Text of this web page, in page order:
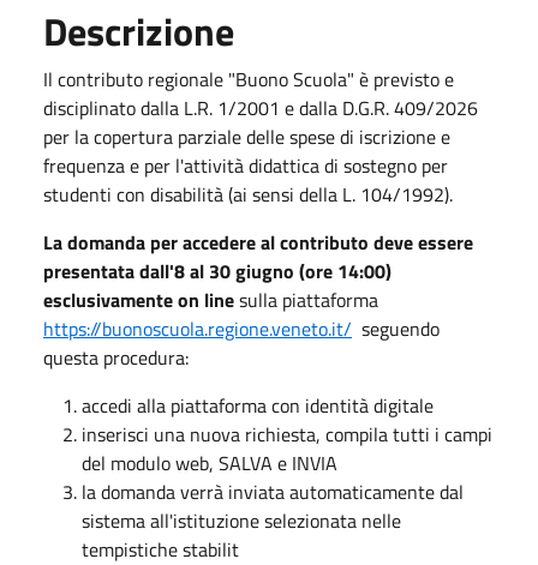
Descrizione
Il contributo regionale "Buono Scuola" è previsto e
disciplinato dalla L.R. 1/2001 e dalla D.G.R. 409/2026
per la copertura parziale delle spese di iscrizione e
frequenza e per l'attività didattica di sostegno per
studenti con disabilità (ai sensi della L. 104/1992).
La domanda per accedere al contributo deve essere
presentata dall'8 al 30 giugno (ore 14:00)
esclusivamente on linesulla piattaforma
https://buonoscuola.regione.veneto.it/ seguendo
questa procedura:
accedi alla piattaforma con identità digitale
inserisci una nuova richiesta, compila tutti i campi
del modulo web, SALVA e INVIA
la domanda verrà inviata automaticamente dal
sistema all'istituzione selezionata nelle
tempistiche stabilit